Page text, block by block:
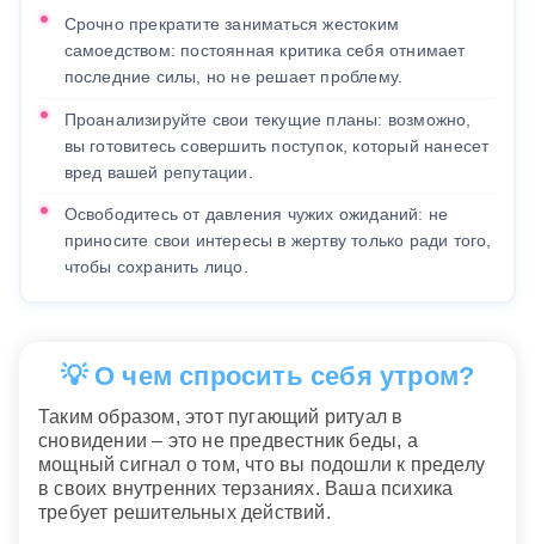
Срочно прекратите заниматься жестоким
самоедством: постоянная критика себя отнимает
последние силы, но не решает проблему.
Проанализируйте свои текущие планы: возможно,
вы готовитесь совершить поступок, который нанесет
вред вашей репутации.
Освободитесь от давления чужих ожиданий: не
приносите свои интересы в жертву только ради того,
чтобы сохранить лицо.
💡 О чем спросить себя утром?
Таким образом, этот пугающий ритуал в
сновидении – это не предвестник беды, а
мощный сигнал о том, что вы подошли к пределу
в своих внутренних терзаниях. Ваша психика
требует решительных действий.